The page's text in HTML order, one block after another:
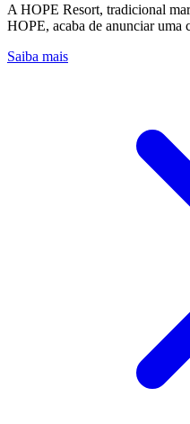
A HOPE Resort, tradicional
HOPE, acaba de anunciar
Saiba mais